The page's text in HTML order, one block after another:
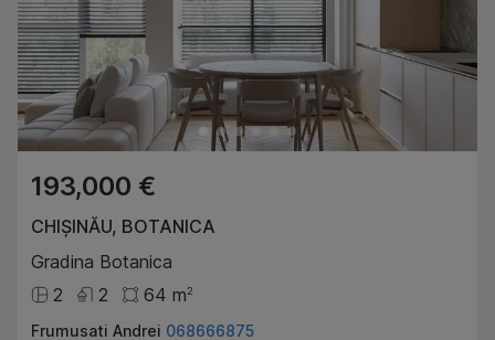
193,000 €
CHIȘINĂU, BOTANICA
Gradina Botanica
2
2 64 m2
Frumusati Andrei 068666875